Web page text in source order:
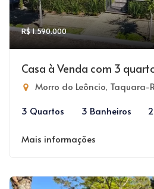
R$ 1.590.000
Casa à Venda com 3
Morro do Leôncio, Taquara-
3 Quartos
3 Banheiros
Mais informações